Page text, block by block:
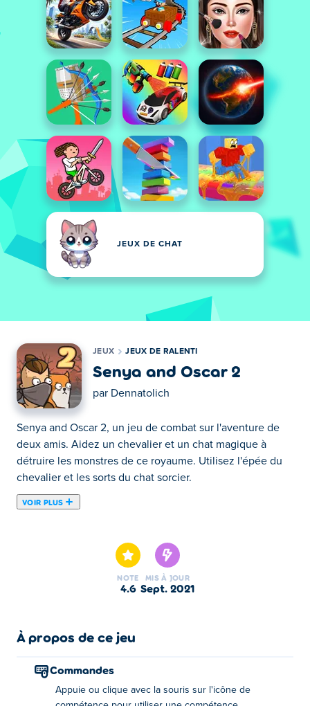
JEUX DE CHAT
JEUX JEUX DE RALENTI
Senya and Oscar 2
par Dennatolich
Senya and Oscar 2, un jeu de combat sur l'aventure de
deux amis. Aidez un chevalier et un chat magique à
détruire les monstres de ce royaume. Utilisez l'épée du
chevalier et les sorts du chat sorcier.
VOIR PLUS
magique mignon à détruire tous les monstres qu'ils
rencontrent dans un royaume plein de créatures
dangereuses et magiques. Sauvegardez des butins et
compétences et même une nouvelle armurerie ! Allez-y
puissant de ce royaume !
Les contrôles:
NOTE
4.6
MIS À JOUR
sept. 2021
À propos de ce jeu
Commandes
Appuie ou clique avec la souris sur l'icône de